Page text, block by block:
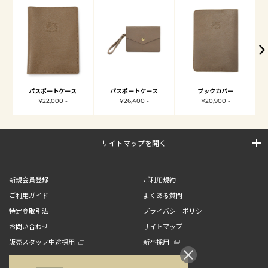
パスポートケース
¥22,000 -
パスポートケース
¥26,400 -
ブックカバー
¥20,900 -
サイトマップを開く
新規会員登録
ご利用規約
ご利用ガイド
よくある質問
特定商取引法
プライバシーポリシー
お問い合わせ
サイトマップ
販売スタッフ中途採用
新卒採用